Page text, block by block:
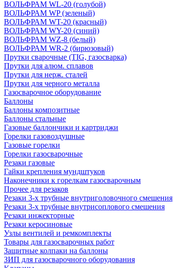
ВОЛЬФРАМ WL-20 (голубой)
ВОЛЬФРАМ WP (зеленый)
ВОЛЬФРАМ WT-20 (красный)
ВОЛЬФРАМ WY-20 (синий)
ВОЛЬФРАМ WZ-8 (белый)
ВОЛЬФРАМ WR-2 (бирюзовый)
Прутки сварочные (TIG, газосварка)
Прутки для алюм. сплавов
Прутки для нерж. сталей
Прутки для черного металла
Газосварочное оборудование
Баллоны
Баллоны композитные
Баллоны стальные
Газовые баллончики и картриджи
Горелки газовоздушные
Газовые горелки
Горелки газосварочные
Резаки газовые
Гайки крепления мундштуков
Наконечники к горелкам газосварочным
Прочее для резаков
Резаки 3-х трубные внутриголовочного смешения
Резаки 3-х трубные внутрисоплового смешения
Резаки инжекторные
Резаки керосиновые
Узлы вентилей и ремкомплекты
Товары для газосварочных работ
Защитные колпаки на баллоны
ЗИП для газосварочного оборудования